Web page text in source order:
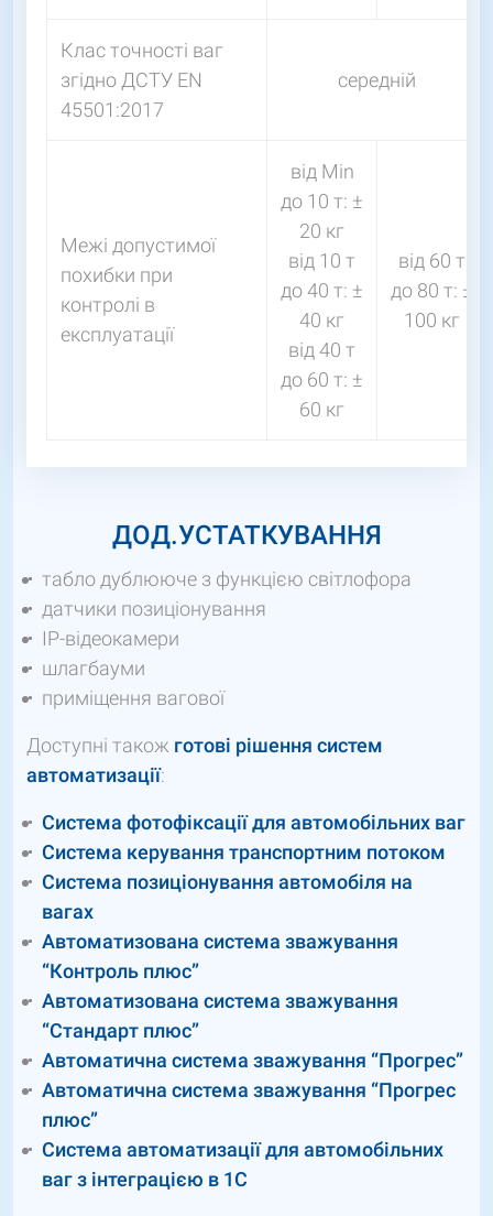
Клас точності ваг
згідно ДСТУ EN
45501:2017
середній
Межі допустимої
похибки при
контролі в
експлуатації
від Мin
до 10 т: ±
20 кг
від 10 т
до 40 т: ±
40 кг
від 40 т
до 60 т: ±
60 кг
від 60 т
до 80 т: ±
100 кг
ДОД.УСТАТКУВАННЯ
табло дублююче з функцією світлофора
датчики позиціонування
IP-відеокамери
шлагбауми
приміщення вагової
Доступні також готові рішення систем
автоматизації:
Система фотофіксації для автомобільних ваг
Система керування транспортним потоком
Система позиціонування автомобіля на
вагах
Автоматизована система зважування
“Контроль плюс”
Автоматизована система зважування
“Стандарт плюс”
Автоматична система зважування “Прогрес”
Автоматична система зважування “Прогрес
плюс”
Система автоматизації для автомобільних
ваг з інтеграцією в 1С